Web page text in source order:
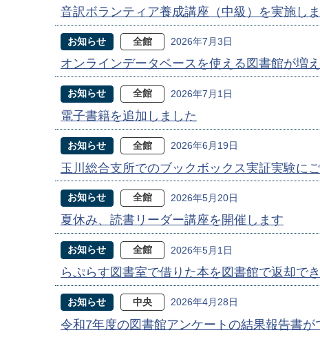
音訳ボランティア養成講座（中級）を実施しま
お知らせ 全館 2026年7月3日
オンラインデータベースを使える図書館が増え
お知らせ 全館 2026年7月1日
電子書籍を追加しました
お知らせ 全館 2026年6月19日
玉川総合支所でのブックボックス実証実験に
お知らせ 全館 2026年5月20日
夏休み、読書リーダー講座を開催します
お知らせ 全館 2026年5月1日
らぷらす図書室で借りた本を図書館で返却で
お知らせ 中央 2026年4月28日
令和7年度の図書館アンケートの結果報告書が